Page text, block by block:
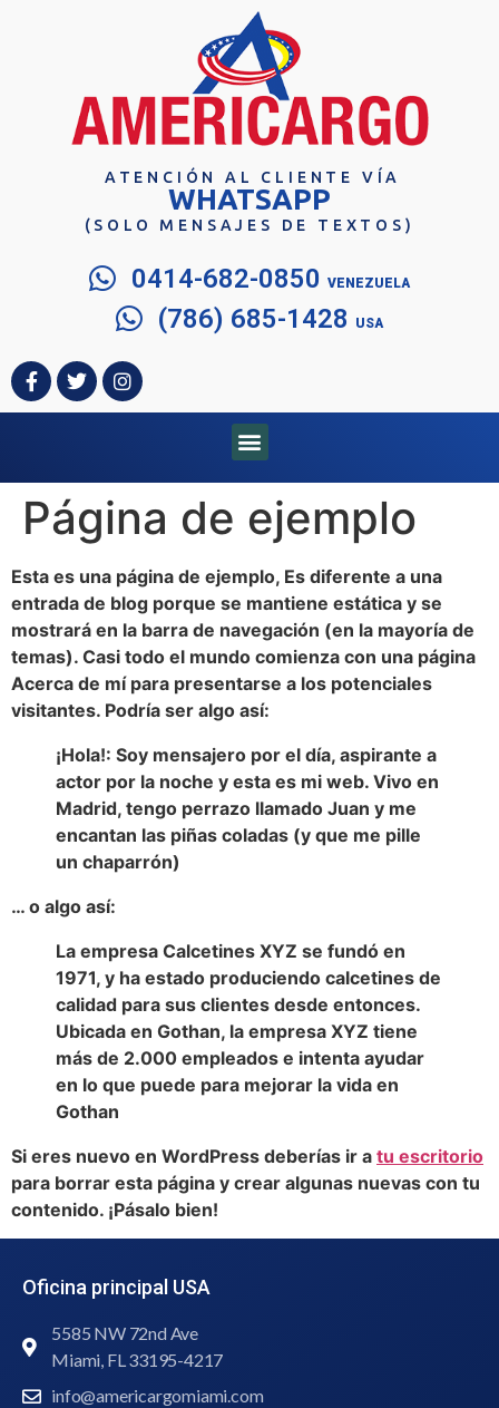
ATENCIÓN AL CLIENTE VÍA
WHATSAPP
(SOLO MENSAJES DE TEXTOS)
0414-682-0850VENEZUELA
(786) 685-1428 USA
Página de ejemplo
Esta es una página de ejemplo, Es diferente a una
entrada de blog porque se mantiene estática y se
mostrará en la barra de navegación (en la mayoría de
temas). Casi todo el mundo comienza con una página
Acerca de mí para presentarse a los potenciales
visitantes. Podría ser algo así:
¡Hola!: Soy mensajero por el día, aspirante a
actor por la noche y esta es mi web. Vivo en
Madrid, tengo perrazo llamado Juan y me
encantan las piñas coladas (y que me pille
un chaparrón)
… o algo así:
La empresa Calcetines XYZ se fundó en
1971, y ha estado produciendo calcetines de
calidad para sus clientes desde entonces.
Ubicada en Gothan, la empresa XYZ tiene
más de 2.000 empleados e intenta ayudar
en lo que puede para mejorar la vida en
Gothan
Si eres nuevo en WordPress deberías ir a tu escritorio
para borrar esta página y crear algunas nuevas con tu
contenido. ¡Pásalo bien!
Oficina principal USA
5585 NW 72nd Ave
Miami, FL 33195-4217
info@americargomiami.com